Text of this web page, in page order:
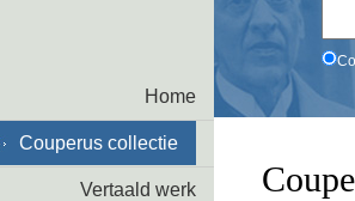
Home
Couperus collectie
Vertaald werk